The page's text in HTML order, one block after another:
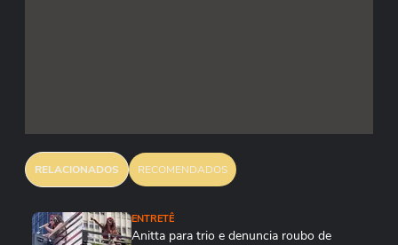
RELACIONADOS RECOMENDADOS
ENTRETÊ
Anitta para trio e denuncia roubo de